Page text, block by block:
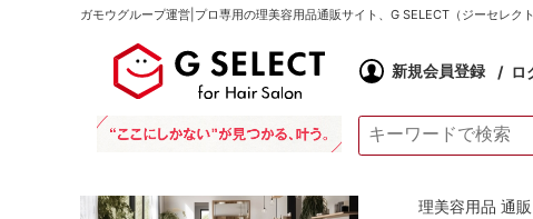
ガモウグループ運営|プロ専用の理美容用品通販サイト、G SELECT（ジーセレク
新規会員登録 ロ
理美容用品 通